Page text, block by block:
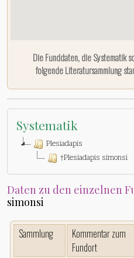
Die Funddaten, die Systematik
folgende Literatursammlung
Systematik
Plesiadapis
†Plesiadapis simonsi
Daten zu den einzelnen
simonsi
Sammlung
Kommentar zum
Fundort